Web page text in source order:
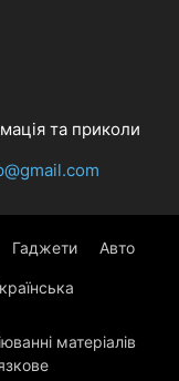
та приколи
Гаджети Авто
матеріалів